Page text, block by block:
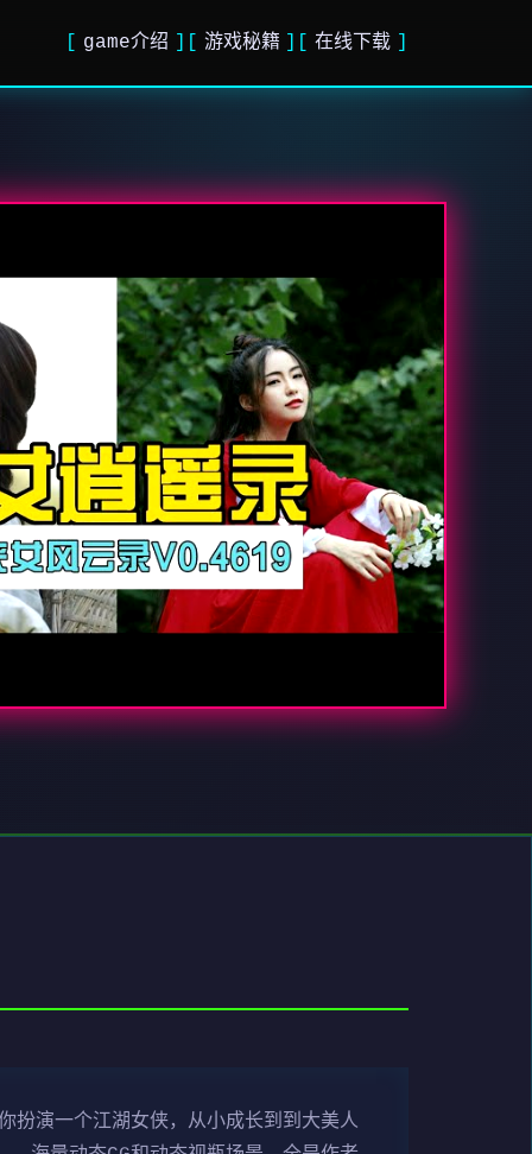
game介绍 游戏秘籍 在线下载
演一个江湖女侠，从小成长到到大美人